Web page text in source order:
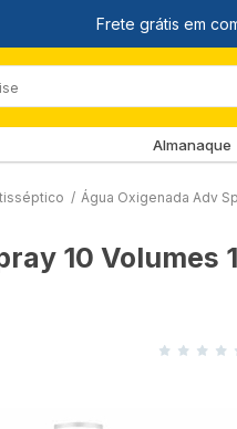
Almanaque
/ Água Oxigenada Adv
10 Volumes